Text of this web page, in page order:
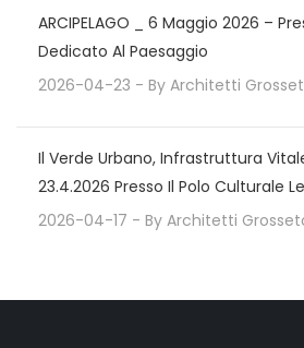
ARCIPELAGO _ 6 Maggio 2026 –
Dedicato Al Paesaggio
2026-04-23 - By Architetti
Il Verde Urbano, Infrastruttura
23.4.2026 Presso Il Polo Culturale
2026-04-17 - By Architetti